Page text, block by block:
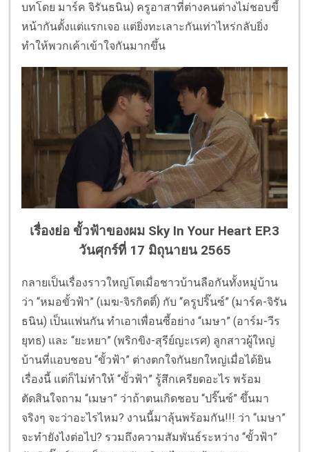
บทโดย มาร์ค จิรันธนิน) ครูอาสาที่ต่างคนต่างไม่ชอบขี้
หน้ากันตั้งแต่แรกเจอ แต่ยิ่งทะเลาะกันเท่าไหร่กลับยิ่ง
ทำให้พวกเค้าเข้าใจกันมากขึ้น
เรื่องย่อ ขั้วฟ้าของผม Sky In Your Heart EP.3
วันศุกร์ที่ 17 มิถุนายน 2565
กลายเป็นเรื่องราวใหญ่โตเมื่อชาวบ้านลือกันทั้งหมู่บ้าน
ว่า “หมอขั้วฟ้า” (เมฆ-จิรกิตติ์) กับ “ครูปริ๊นซ์” (มาร์ค-จิรัน
ธนิน) เป็นแฟนกัน ทำเอาเพื่อนซี้อย่าง “เมษา” (อาร์ม-วีร
ยุทธ) และ “ยะหยา” (พริกขิง-สุรีย์ญะเรศ) ลูกสาวผู้ใหญ่
บ้านที่แอบชอบ “ขั้วฟ้า” ต่างตกใจกันยกใหญ่เมื่อได้ยิน
เรื่องนี้ แต่ก็ไม่ทำให้ “ขั้วฟ้า” รู้สึกเครียดอะไร พร้อม
ตัดสินใจถาม “เมษา” ว่าถ้าตนเกิดชอบ “ปริ๊นซ์” ขึ้นมา
จริงๆ จะว่าอะไรไหม? งานนี้มาลุ้นพร้อมกัน!!! ว่า “เมษา”
จะทำยังไงต่อไป? รวมถึงความสัมพันธ์ระหว่าง “ขั้วฟ้า”